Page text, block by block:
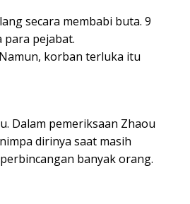
secara membabi buta. 9
para pejabat.
korban terluka itu
Dalam pemeriksaan Zhaou
dirinya saat masih
banyak orang.